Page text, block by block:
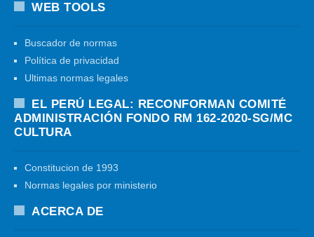
WEB TOOLS
Buscador de normas
Política de privacidad
Ultimas normas legales
EL PERÚ LEGAL: RECONFORMAN COMITÉ
ADMINISTRACIÓN FONDO RM 162-2020-SG/MC
CULTURA
Constitucion de 1993
Normas legales por ministerio
ACERCA DE